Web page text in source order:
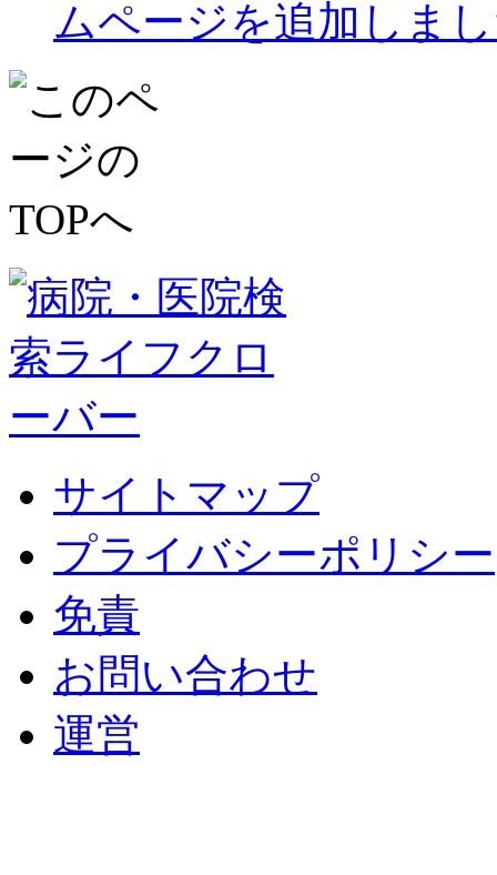
ムページを追加しま
サイトマップ
プライバシーポリシー
免責
お問い合わせ
運営